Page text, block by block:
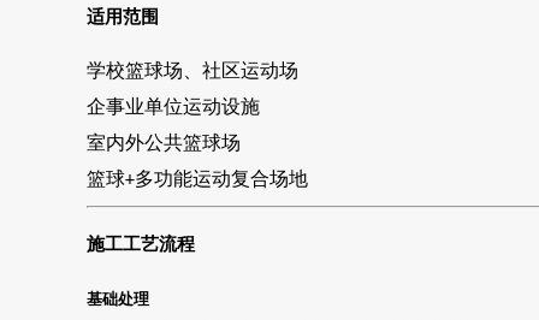
适用范围
学校篮球场
社区运动场
企事业单位运动设施
室内外公共篮球场
篮球+多功能运动复合场地
施工工艺流程
基础处理